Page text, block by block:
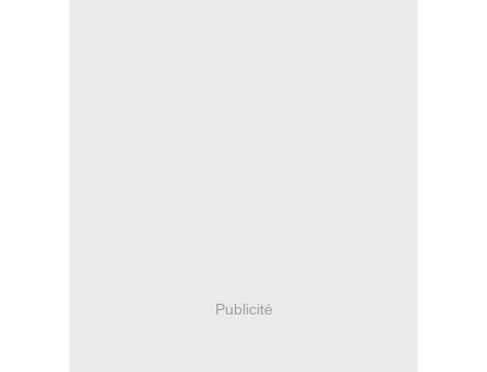
Publicité